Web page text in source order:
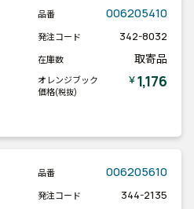
品番 006205410
発注コード 342-8032
在庫数 取寄品
オレンジブック
価格(税抜)
￥1,176
品番 006205610
発注コード 344-2135